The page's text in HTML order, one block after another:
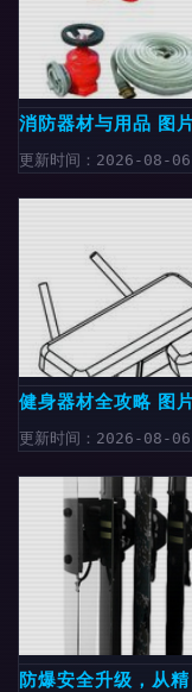
消防器材与用品 图
更新时间：2026-08-
健身器材全攻略 图
更新时间：2026-08-
防爆安全升级，从